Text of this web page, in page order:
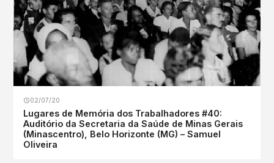
02/07/20
Lugares de Memória dos Trabalhadores #40:
Auditório da Secretaria da Saúde de Minas Gerais
(Minascentro), Belo Horizonte (MG) – Samuel
Oliveira